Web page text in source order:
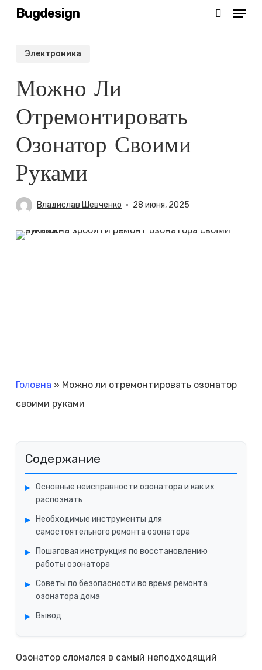
SkipBugdesign Menu
Электроника
Можно Ли
Отремонтировать
Озонатор Своими
Руками
Владислав Шевченко 28 июня, 2025
Головна » Можно ли отремонтировать озонатор
своими руками
Содержание
Основные неисправности озонатора и как их
распознать
Необходимые инструменты для
самостоятельного ремонта озонатора
Пошаговая инструкция по восстановлению
работы озонатора
Советы по безопасности во время ремонта
озонатора дома
Вывод
Озонатор сломался в самый неподходящий